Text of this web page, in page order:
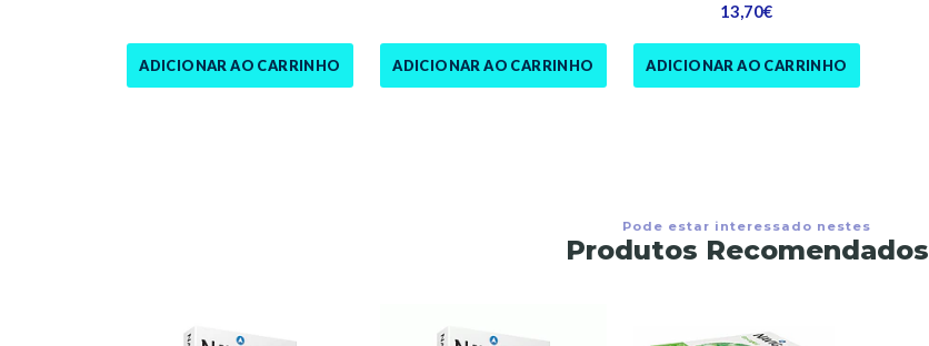
ADICIONAR AO CARRINHO ADICIONAR AO CARRINHO
13,70€
ADICIONAR AO CARRINHO
Pode estar interessado nestes
Produtos Recomendados